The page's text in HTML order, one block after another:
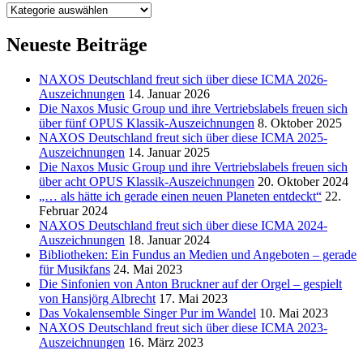
Kategorien
Neueste Beiträge
NAXOS Deutschland freut sich über diese ICMA 2026-
Auszeichnungen 14. Januar 2026
Die Naxos Music Group und ihre Vertriebslabels freuen sich
über fünf OPUS Klassik-Auszeichnungen 8. Oktober 2025
NAXOS Deutschland freut sich über diese ICMA 2025-
Auszeichnungen 14. Januar 2025
Die Naxos Music Group und ihre Vertriebslabels freuen sich
über acht OPUS Klassik-Auszeichnungen 20. Oktober 2024
„… als hätte ich gerade einen neuen Planeten entdeckt“ 22.
Februar 2024
NAXOS Deutschland freut sich über diese ICMA 2024-
Auszeichnungen 18. Januar 2024
Bibliotheken: Ein Fundus an Medien und Angeboten – gerade
für Musikfans 24. Mai 2023
Die Sinfonien von Anton Bruckner auf der Orgel – gespielt
von Hansjörg Albrecht 17. Mai 2023
Das Vokalensemble Singer Pur im Wandel 10. Mai 2023
NAXOS Deutschland freut sich über diese ICMA 2023-
Auszeichnungen 16. März 2023